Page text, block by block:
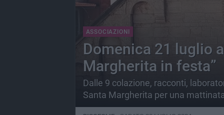
ASSOCIAZIONI
Domenica 21 luglio
Margherita in festa”
Dalle 9 colazione, racconti,
Santa Margherita per una